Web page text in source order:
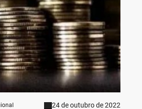
24 de outubro de 2022